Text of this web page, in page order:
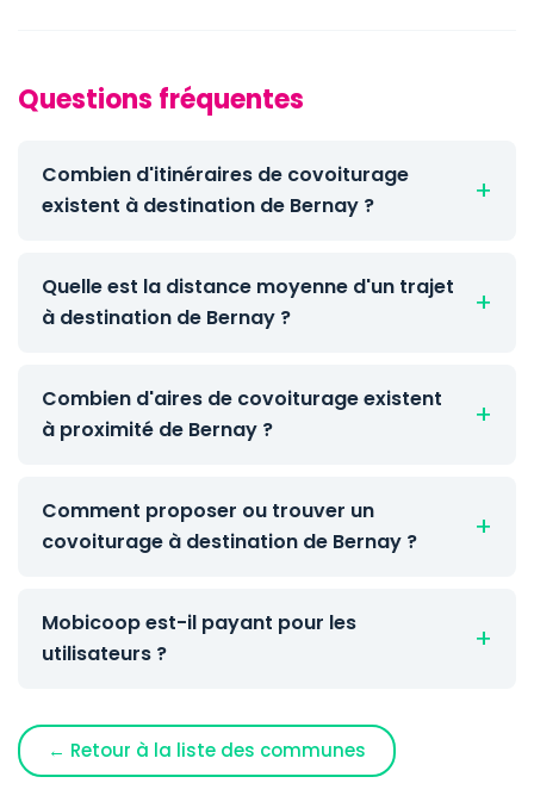
Questions fréquentes
Combien d'itinéraires de covoiturage
existent à destination de Bernay ?
Quelle est la distance moyenne d'un trajet
à destination de Bernay ?
Combien d'aires de covoiturage existent
à proximité de Bernay ?
Comment proposer ou trouver un
covoiturage à destination de Bernay ?
Mobicoop est-il payant pour les
utilisateurs ?
← Retour à la liste des communes